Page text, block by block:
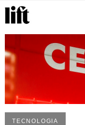
TECNOLOGIA